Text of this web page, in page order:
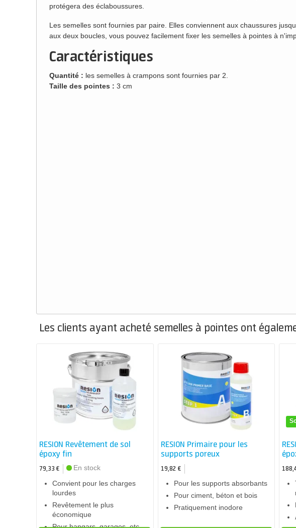
protégera des éclaboussures.
Les semelles sont fournies par paire. Elles conviennent aux chaussures
aux deux boucles, vous pouvez facilement fixer les semelles à pointes à
Caractéristiques
Quantité : les semelles à crampons sont fournies par 2.
Taille des pointes : 3 cm
Les clients ayant acheté semelles à pointes ont
RESION Revêtement de sol
époxy fin
79,33 €
En stock
Convient pour les charges
lourdes
Revêtement le plus
économique
RESION Primaire pour les
supports poreux
19,82 €
Pour les supports absorbants
Pour ciment, béton et bois
Pratiquement inodore